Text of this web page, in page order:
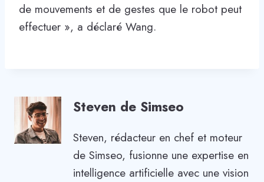
de mouvements et de gestes que le robot peut
effectuer », a déclaré Wang.
Steven de Simseo
Steven, rédacteur en chef et moteur
de Simseo, fusionne une expertise en
intelligence artificielle avec une vision